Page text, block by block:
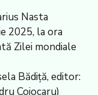
Nasta
2025, la ora
Zilei mondiale
Bădiță, editor:
Cojocaru)